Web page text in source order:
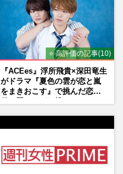
⭐ 高評価の記事(10)
『ACEes』浮所飛貴×深田竜生
がドラマ『夏色の雲が恋と嵐
をまきおこす』で挑んだ恋人